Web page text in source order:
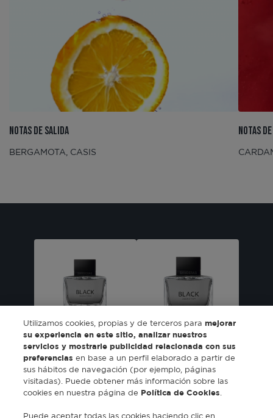
NOTAS DE SALIDA
BERGAMOTA, CASIS
NOTAS
Eau de toilette
spray 50ml
COMPRAR
Eau de toilette
spray 100ml
Desde $ 610
COMPRAR
Utilizamos cookies, propias y de terceros para mejorar
su experiencia en este sitio, analizar nuestros
servicios y mostrarle publicidad relacionada con sus
preferencias en base a un perfil elaborado a partir de
sus hábitos de navegación (por ejemplo, páginas
visitadas). Puede obtener más información sobre las
cookies en nuestra página de
Política de Cookies.